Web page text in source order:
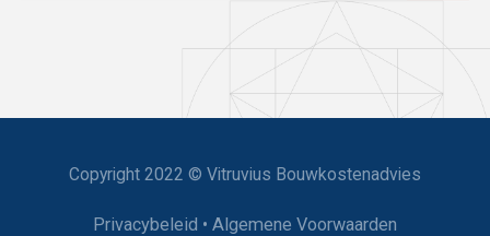
Copyright 2022 © Vitruvius Bouwkostenadvies
Privacybeleid • Algemene Voorwaarden